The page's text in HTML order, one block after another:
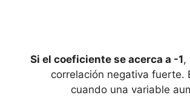
Si el coeficiente se ‌acerca‌ a -1,
correlación negativa fuerte.
cuando una variable